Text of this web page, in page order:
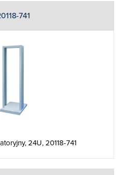
741
24U, 20118-741